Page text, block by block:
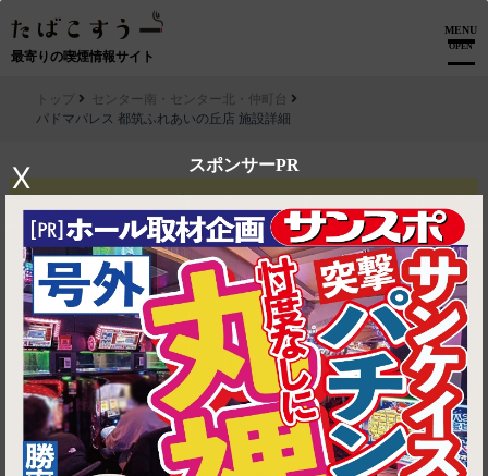
最寄りの喫煙情報サイト
MENU
OPEN
スポンサーPR
X
トップ
センター南・センター北・仲町台
パドマパレス 都筑ふれあいの丘店 施設詳細
パドマパレス 都筑ふれあいの丘店
1ドリンクサービス
利用条件 他券併用不可 ※予告なく変更になる場合がございます。
有効期限 2026-08-15